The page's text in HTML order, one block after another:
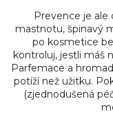
Prevence je ale
mastnotu, špinavý
po kosmetice
kontroluj, jestli máš
Parfemace a
potíží než užitku.
(zjednodušená